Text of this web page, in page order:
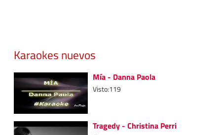
Karaokes nuevos
Mía - Danna Paola
Visto:119
Tragedy - Christina Perri